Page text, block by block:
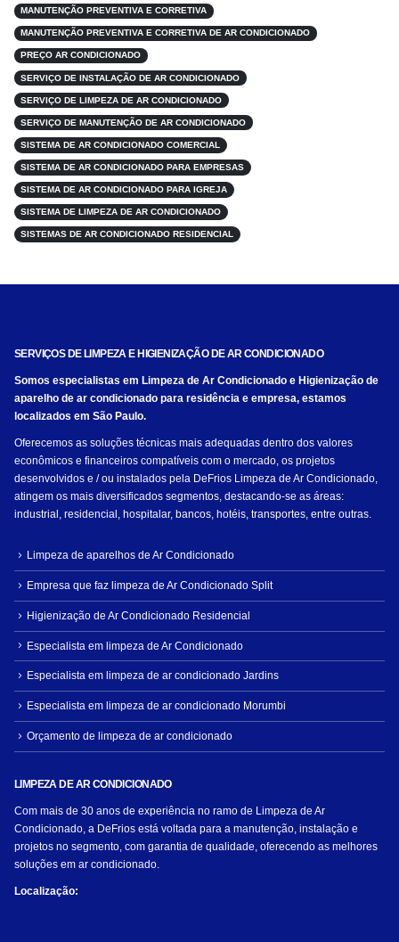
MANUTENÇÃO PREVENTIVA E CORRETIVA
MANUTENÇÃO PREVENTIVA E CORRETIVA DE AR CONDICIONADO
PREÇO AR CONDICIONADO
SERVIÇO DE INSTALAÇÃO DE AR CONDICIONADO
SERVIÇO DE LIMPEZA DE AR CONDICIONADO
SERVIÇO DE MANUTENÇÃO DE AR CONDICIONADO
SISTEMA DE AR CONDICIONADO COMERCIAL
SISTEMA DE AR CONDICIONADO PARA EMPRESAS
SISTEMA DE AR CONDICIONADO PARA IGREJA
SISTEMA DE LIMPEZA DE AR CONDICIONADO
SISTEMAS DE AR CONDICIONADO RESIDENCIAL
SERVIÇOS DE LIMPEZA E HIGIENIZAÇÃO DE AR CONDICIONADO
Somos especialistas em Limpeza de Ar Condicionado e Higienização de
aparelho de ar condicionado para residência e empresa, estamos
localizados em São Paulo.
Oferecemos as soluções técnicas mais adequadas dentro dos valores
econômicos e financeiros compatíveis com o mercado, os projetos
desenvolvidos e / ou instalados pela DeFrios Limpeza de Ar Condicionado,
atingem os mais diversificados segmentos, destacando-se as áreas:
industrial, residencial, hospitalar, bancos, hotéis, transportes, entre outras.
Limpeza de aparelhos de Ar Condicionado
Empresa que faz limpeza de Ar Condicionado Split
Higienização de Ar Condicionado Residencial
Especialista em limpeza de Ar Condicionado
Especialista em limpeza de ar condicionado Jardins
Especialista em limpeza de ar condicionado Morumbi
Orçamento de limpeza de ar condicionado
LIMPEZA DE AR CONDICIONADO
Com mais de 30 anos de experiência no ramo de Limpeza de Ar
Condicionado, a DeFrios está voltada para a manutenção, instalação e
projetos no segmento, com garantia de qualidade, oferecendo as melhores
soluções em ar condicionado.
Localização: